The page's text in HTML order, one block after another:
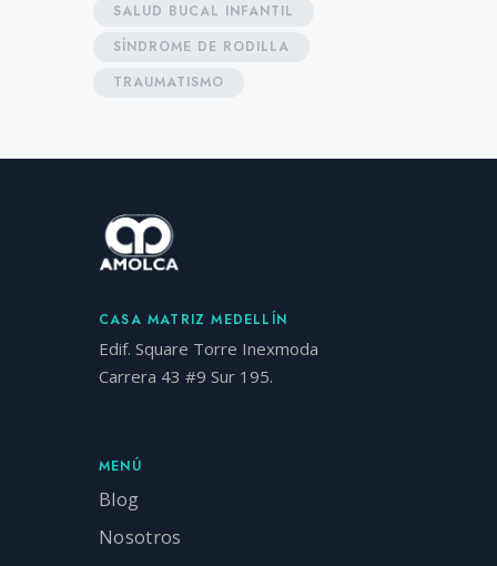
SALUD BUCAL INFANTIL
SÍNDROME DE RODILLA
TRAUMATISMO
CASA MATRIZ MEDELLÍN
Edif. Square Torre Inexmoda
Carrera 43 #9 Sur 195.
MENÚ
Blog
Nosotros